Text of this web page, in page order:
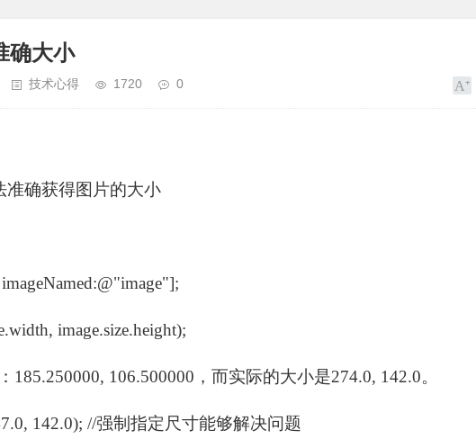
确大小
技术心得 1720 0
准确获得图片的大小
image.size.height);
106.500000，而实际的大小是274.0, 142.0。
142.0); //强制指定尺寸能够解决问题